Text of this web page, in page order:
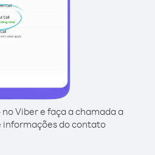
Viber e faça a chamada a
informações do contato